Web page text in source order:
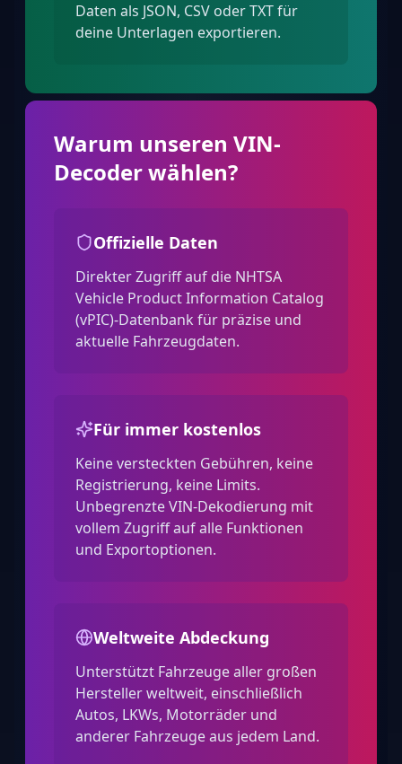
Daten als JSON, CSV oder TXT für
deine Unterlagen exportieren.
Warum unseren VIN-
Decoder wählen?
Offizielle Daten
Direkter Zugriff auf die NHTSA
Vehicle Product Information Catalog
(vPIC)-Datenbank für präzise und
aktuelle Fahrzeugdaten.
Für immer kostenlos
Keine versteckten Gebühren, keine
Registrierung, keine Limits.
Unbegrenzte VIN-Dekodierung mit
vollem Zugriff auf alle Funktionen
und Exportoptionen.
Weltweite Abdeckung
Unterstützt Fahrzeuge aller großen
Hersteller weltweit, einschließlich
Autos, LKWs, Motorräder und
anderer Fahrzeuge aus jedem Land.